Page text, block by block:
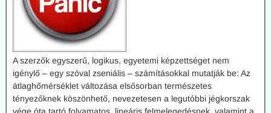
A szerzők egyszerű, logikus, egyetemi képzettséget nem
igénylő – egy szóval zseniális – számításokkal mutatják be: Az
átlaghőmérséklet változása elsősorban természetes
tényezőknek köszönhető, nevezetesen a legutóbbi jégkorszak